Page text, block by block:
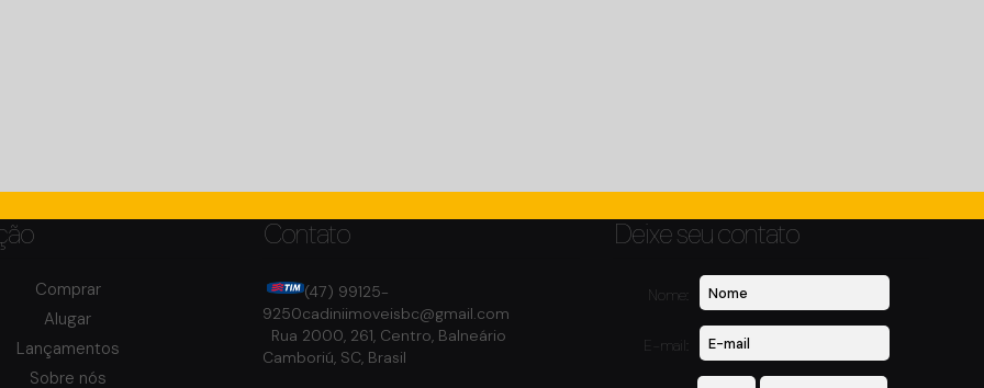
Comprar
Alugar
Lançamentos
Sobre nós
Contato
(47) 99125-
9250cadiniimoveisbc@gmail.com
Rua 2000, 261, Centro, Balneário
Camboriú, SC, Brasil
Deixe seu contato
Nome:
E-mail: